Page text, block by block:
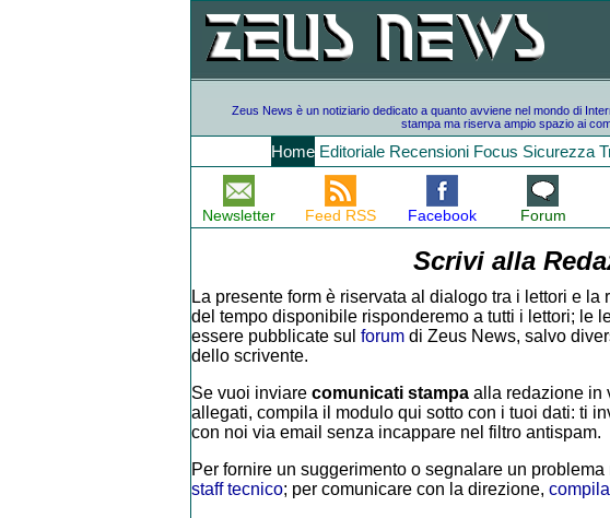
Zeus News è un notiziario dedicato a quanto avviene nel mondo di
stampa ma riserva ampio spazio ai
Home Editoriale Recensioni Focus Sicurezza
Newsletter Feed RSS Facebook Forum
Scrivi alla
La presente form è riservata al dialogo tra i lettori e
del tempo disponibile risponderemo a tutti i lettori; le
essere pubblicate sul forumdi Zeus News, salvo
dello scrivente.
Se vuoi inviare comunicati stampaalla redazione in
allegati, compila il modulo qui sotto con i tuoi dati: ti
con noi via email senza incappare nel filtro antispam.
Per fornire un suggerimento o segnalare un
staff tecnico; per comunicare con la direzione,